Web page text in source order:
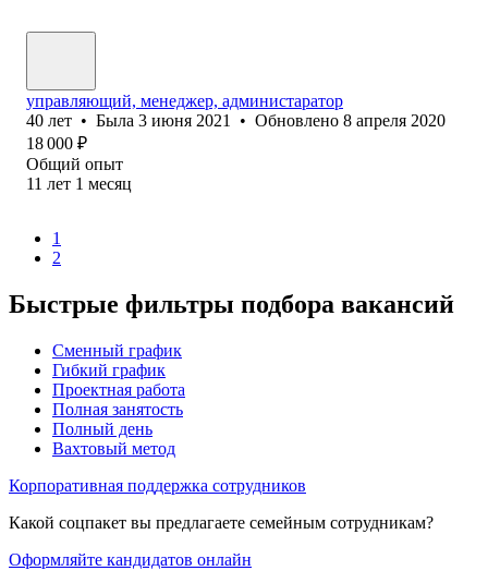
управляющий, менеджер, администаратор
40 лет • Была 3 июня 2021 • Обновлено 8 апреля 2020
18 000 ₽
Общий опыт
11 лет 1 месяц
1
2
Быстрые фильтры подбора вакансий
Сменный график
Гибкий график
Проектная работа
Полная занятость
Полный день
Вахтовый метод
Корпоративная поддержка сотрудников
Какой соцпакет вы предлагаете семейным сотрудникам?
Оформляйте кандидатов онлайн